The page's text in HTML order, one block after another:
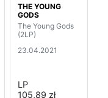
THE YOUNG
GODS
The Young Gods
(2LP)
23.04.2021
LP
105,89 zł